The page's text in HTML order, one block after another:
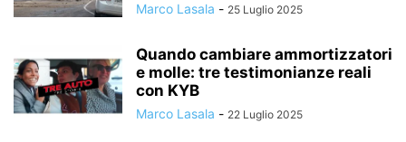
Marco Lasala - 25 Luglio 2025
Quando cambiare ammortizzatori
e molle: tre testimonianze reali
con KYB
Marco Lasala - 22 Luglio 2025